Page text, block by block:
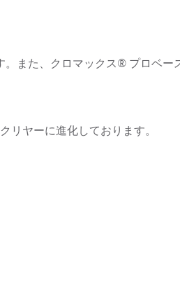
。また、クロマックス® プロベー
リヤーに進化しております。